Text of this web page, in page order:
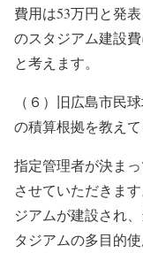
費用は53万円と発
のスタジアム建設
と考えます。
（６）旧広島市民
の積算根拠を教えて
指定管理者が決ま
させていただきま
ジアムが建設され
タジアムの多目的